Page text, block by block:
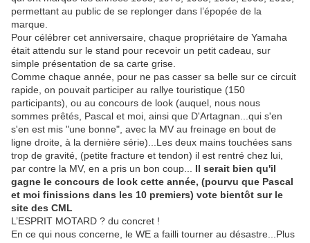
permettant au public de se replonger dans l’épopée de la
marque.
Pour célébrer cet anniversaire, chaque propriétaire de Yamaha
était attendu sur le stand pour recevoir un petit cadeau, sur
simple présentation de sa carte grise.
Comme chaque année, pour ne pas casser sa belle sur ce circuit
rapide, on pouvait participer au rallye touristique (150
participants), ou au concours de look (auquel, nous nous
sommes prêtés, Pascal et moi, ainsi que D'Artagnan...qui s'en
s'en est mis "une bonne", avec la MV au freinage en bout de
ligne droite, à la dernière série)...Les deux mains touchées sans
trop de gravité, (petite fracture et tendon) il est rentré chez lui,
par contre la MV, en a pris un bon coup... Il serait bien qu'il
gagne le concours de look cette année, (pourvu que Pascal
et moi finissions dans les 10 premiers) vote bientôt sur le
site des CML
L’ESPRIT MOTARD ? du concret !
En ce qui nous concerne, le WE a failli tourner au désastre...Plus